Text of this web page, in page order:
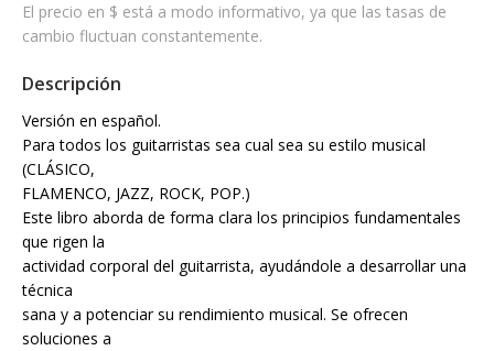
El precio en $ está a modo informativo, ya que las tasas de
cambio fluctuan constantemente.
Descripción
Versión en español.
Para todos los guitarristas sea cual sea su estilo musical
(CLÁSICO,
FLAMENCO, JAZZ, ROCK, POP.)
Este libro aborda de forma clara los principios fundamentales
que rigen la
actividad corporal del guitarrista, ayudándole a desarrollar una
técnica
sana y a potenciar su rendimiento musical. Se ofrecen
soluciones a